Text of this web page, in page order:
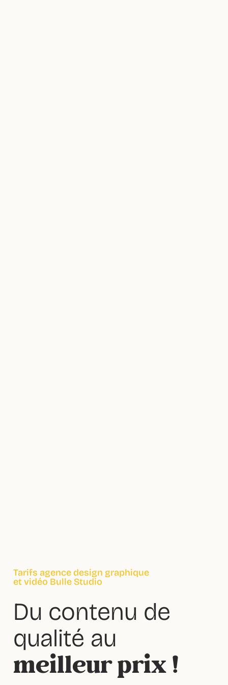
Tarifs agence design graphique
et vidéo Bulle Studio
Du contenu de
qualité au
meilleur prix !